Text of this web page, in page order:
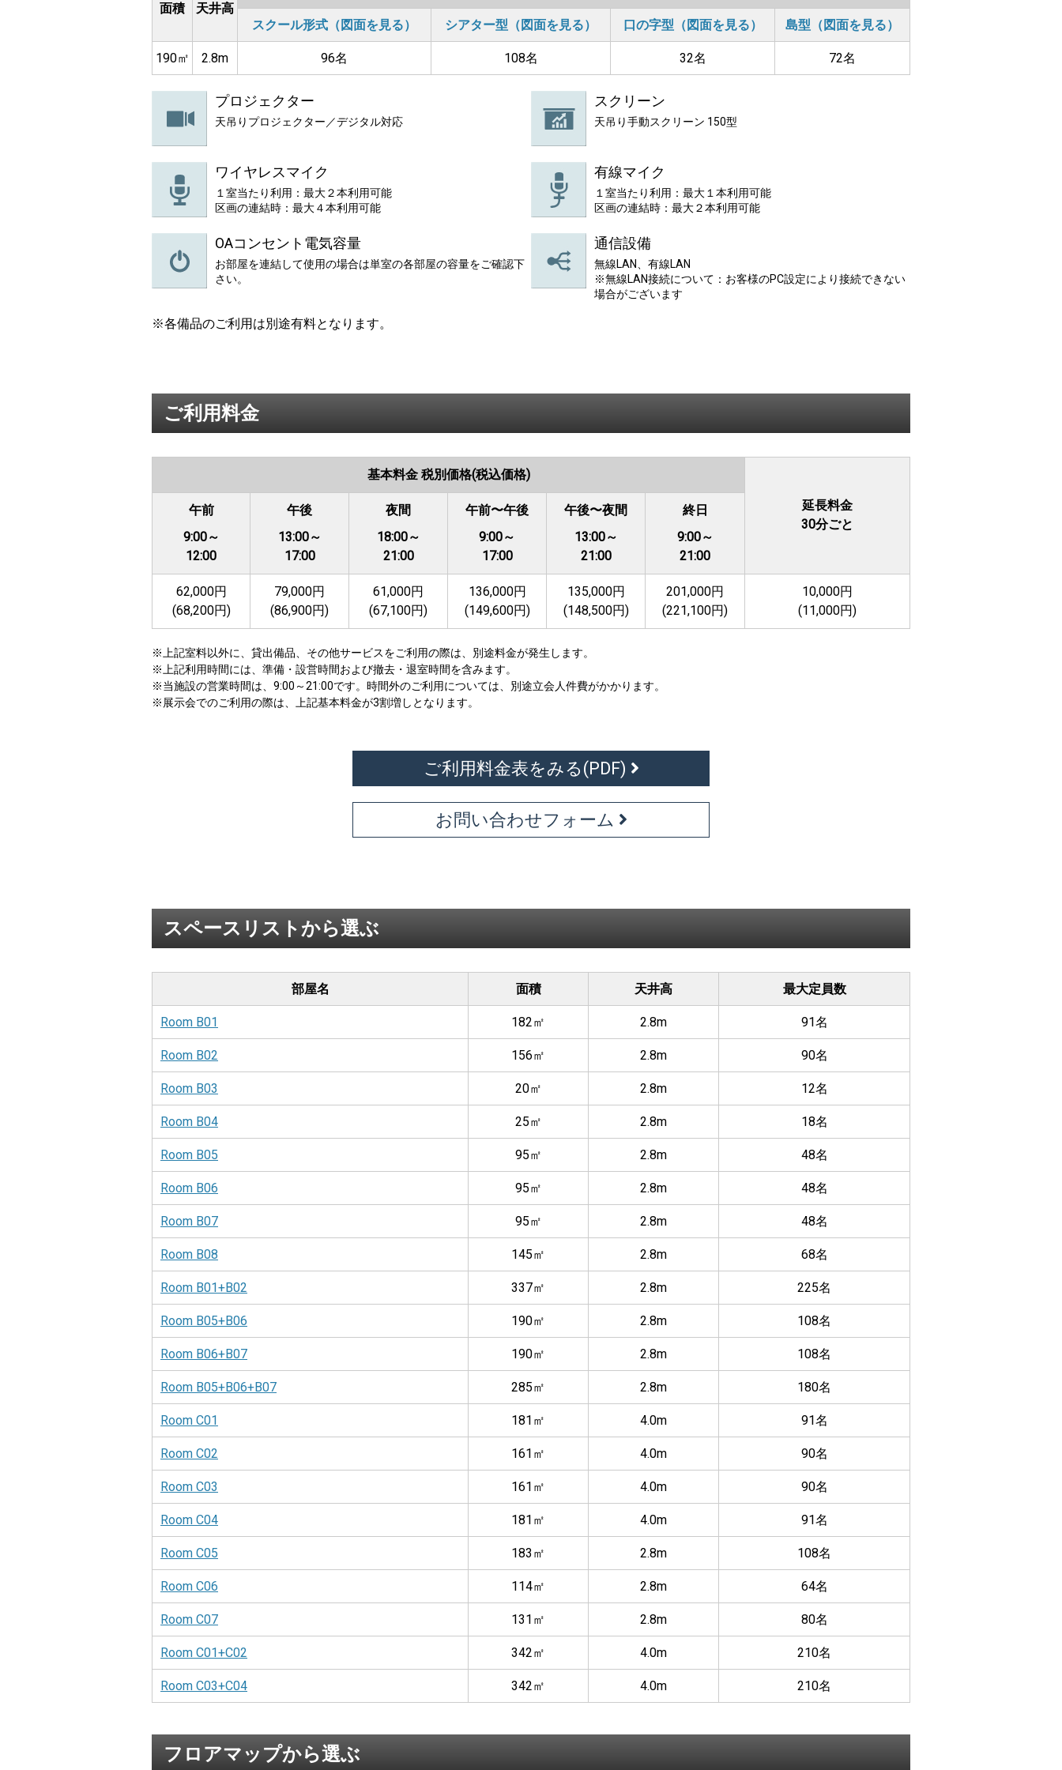
面積
天井高
スクール形式（図面を見る）
シアター型（図面を見る） 口の字型（図面を見る） 島型（図面を見る）
190㎡ 2.8m 96名 108名 32名 72名
プロジェクター
天吊りプロジェクター／デジタル対応
スクリーン
天吊り手動スクリーン 150型
ワイヤレスマイク
１室当たり利用：最大２本利用可能
区画の連結時：最大４本利用可能
有線マイク
１室当たり利用：最大１本利用可能
区画の連結時：最大２本利用可能
OAコンセント電気容量
お部屋を連結して使用の場合は単室の各部屋の容量をご確認下
さい。
通信設備
無線LAN、有線LAN
※無線LAN接続について：お客様のPC設定により接続できない
場合がございます
※各備品のご利用は別途有料となります。
ご利用料金
基本料金 税別価格(税込価格)
延長料金
30分ごと
午前
9:00～
12:00
午後
13:00～
17:00
夜間
18:00～
21:00
午前〜午後
9:00～
17:00
午後〜夜間
13:00～
21:00
終日
9:00～
21:00
62,000円
(68,200円)
79,000円
(86,900円)
61,000円
(67,100円)
136,000円
(149,600円)
135,000円
(148,500円)
201,000円
(221,100円)
10,000円
(11,000円)
※上記室料以外に、貸出備品、その他サービスをご利用の際は、別途料金が発生します。
※上記利用時間には、準備・設営時間および撤去・退室時間を含みます。
※当施設の営業時間は、9:00～21:00です。時間外のご利用については、別途立会人件費がかかります。
※展示会でのご利用の際は、上記基本料金が3割増しとなります。
ご利⽤料⾦表をみる(PDF)
お問い合わせフォーム
スペースリストから選ぶ
部屋名 面積 天井高 最大定員数
Room B01 182㎡ 2.8m 91名
Room B02 156㎡ 2.8m 90名
Room B03 20㎡ 2.8m 12名
Room B04 25㎡ 2.8m 18名
Room B05 95㎡ 2.8m 48名
Room B06 95㎡ 2.8m 48名
Room B07 95㎡ 2.8m 48名
Room B08 145㎡ 2.8m 68名
Room B01+B02 337㎡ 2.8m 225名
Room B05+B06 190㎡ 2.8m 108名
Room B06+B07 190㎡ 2.8m 108名
Room B05+B06+B07 285㎡ 2.8m 180名
Room C01 181㎡ 4.0m 91名
Room C02 161㎡ 4.0m 90名
Room C03 161㎡ 4.0m 90名
Room C04 181㎡ 4.0m 91名
Room C05 183㎡ 2.8m 108名
Room C06 114㎡ 2.8m 64名
Room C07 131㎡ 2.8m 80名
Room C01+C02 342㎡ 4.0m 210名
Room C03+C04 342㎡ 4.0m 210名
フロアマップから選ぶ